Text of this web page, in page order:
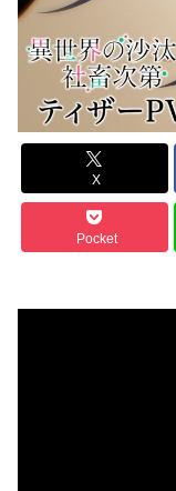
X
Pocket